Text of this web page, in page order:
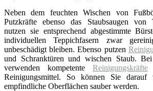
Neben dem feuchten Wischen von
Putzkräfte ebenso das Staubsaugen von
nutzen sie entsprechend abgestimmte
individuellen Teppichfasern zwar
unbeschädigt bleiben. Ebenso putzen
und Schranktüren und wischen Staub.
verwenden kompetenteReinigungskräfte
Reinigungsmittel. So können Sie darauf
empfindliche Oberflächen sauber werden.